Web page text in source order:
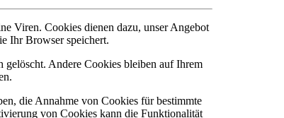
Viren. Cookies dienen dazu, unser Angebot
Ihr Browser speichert.
gelöscht. Andere Cookies bleiben auf Ihrem
die Annahme von Cookies für bestimmte
von Cookies kann die Funktionalität